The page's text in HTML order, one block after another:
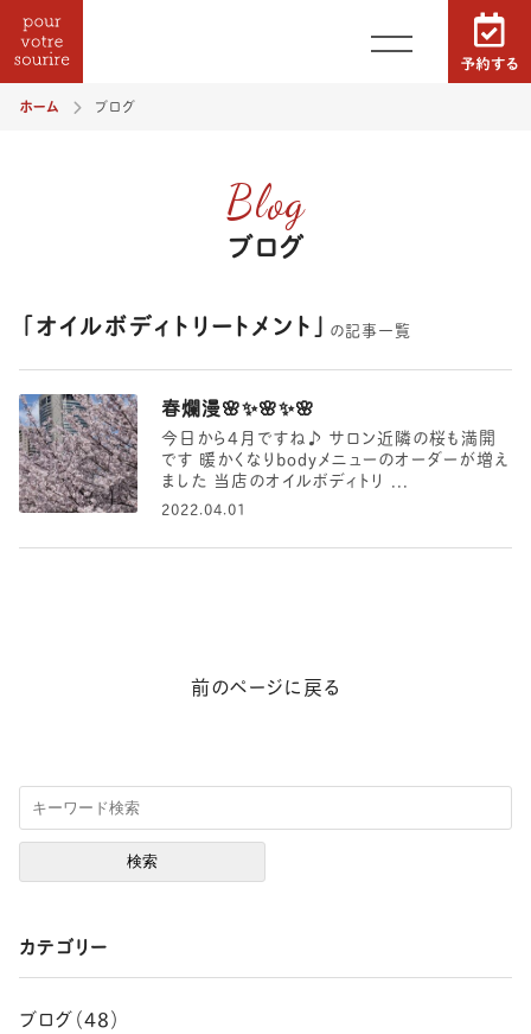
ホーム ブログ
Blog
ブログ
カテゴリー
ブログ（48）
オイルボディトリートメント の記事一覧
春爛漫🌸✨🌸✨🌸
今日から4月ですね♪ サロン近隣の桜も満開
です 暖かくなりbodyメニューのオーダーが増え
ました 当店のオイルボディトリ ...
2022.04.01
前のページに戻る